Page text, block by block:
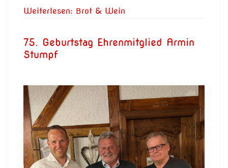
Weiterlesen: Brot & Wein
75. Geburtstag Ehrenmitglied Armin
Stumpf